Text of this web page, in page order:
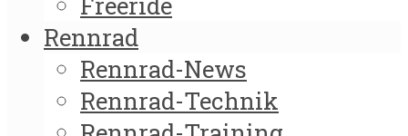
Rennrad
Rennrad-News
Rennrad-Technik